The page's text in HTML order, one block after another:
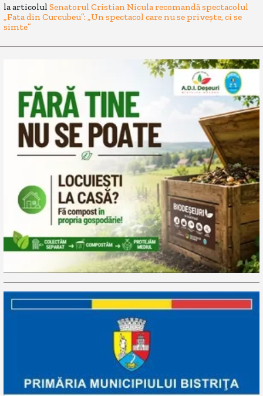
la articolul Senatorul Cristian Nicula recomandă spectacolul
„Fata din Curcubeu”: „Un spectacol care nu se privește, ci se
simte”